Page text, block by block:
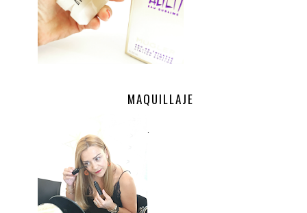
MAQUILLAJE